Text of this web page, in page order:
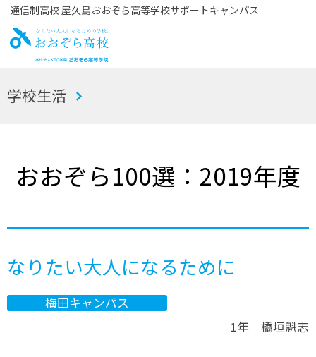
通信制高校 屋久島おおぞら高等学校サポートキャンパス
お
学校生活
おおぞら100選：2019年度
なりたい大人になるために
梅田キャンパス
1年 橋垣魁志